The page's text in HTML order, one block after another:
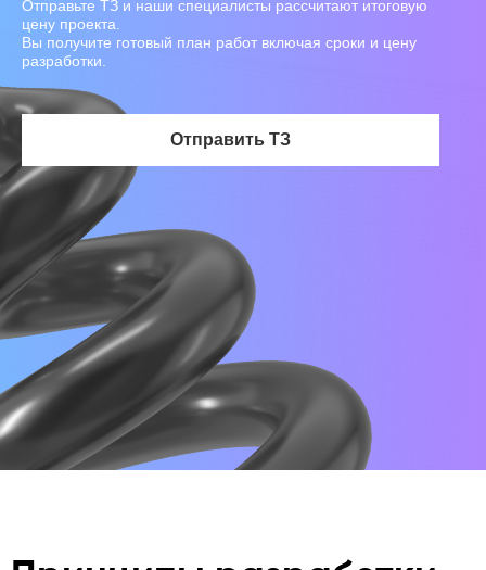
Отправьте ТЗ и наши специалисты рассчитают итоговую
цену проекта.
Вы получите готовый план работ включая сроки и цену
разработки.
Отправить ТЗ